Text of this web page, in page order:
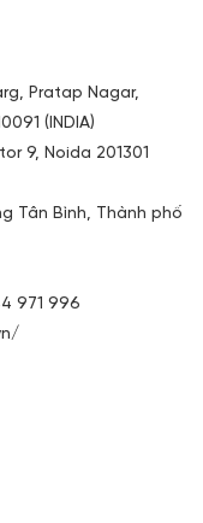
Pratap Nagar,
(INDIA)
9, Noida 201301
Tân Bình, Thành phố
971 996